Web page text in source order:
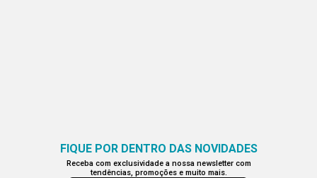
FIQUE POR DENTRO DAS NOVIDADES
Receba com exclusividade a nossa newsletter com
tendências, promoções e muito mais.